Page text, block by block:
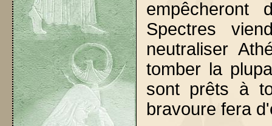
empêcheront
Spectres
neutraliser
tomber la
sont prêts à
bravoure fera